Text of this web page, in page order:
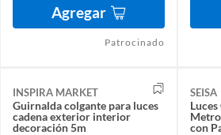
Agregar
Patrocinado
INSPIRA MARKET
Guirnalda colgante para luces
cadena exterior interior
decoración 5m
SEISA
con